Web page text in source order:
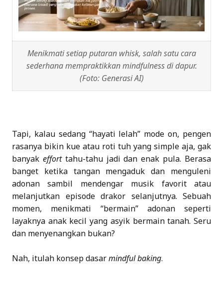
Menikmati setiap putaran whisk, salah satu cara
sederhana mempraktikkan mindfulness di dapur.
(Foto: Generasi AI)
Tapi, kalau sedang “hayati lelah” mode on, pengen
rasanya bikin kue atau roti tuh yang simple aja, gak
banyak effort tahu-tahu jadi dan enak pula. Berasa
banget ketika tangan mengaduk dan menguleni
adonan sambil mendengar musik favorit atau
melanjutkan episode drakor selanjutnya. Sebuah
momen, menikmati “bermain” adonan seperti
layaknya anak kecil yang asyik bermain tanah. Seru
dan menyenangkan bukan?
Nah, itulah konsep dasarmindful baking.